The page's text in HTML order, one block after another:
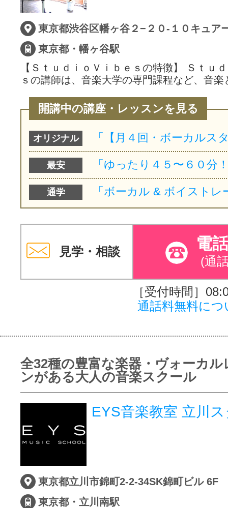
東京都渋谷区幡ヶ谷２−２０-１０キュア
東京都・幡ヶ谷駅
【ＳｔｕｄｉｏＶｉｂｅｓの特徴】 Ｓｔｕ
ｓの講師は、音楽大学の専門課程など、音
開講中の講座・レッスンを見る
オリジナル
最安
通学
見学・相談 電
(通
［受付時間］
通話料無料につ
全32種の豊富な楽器・ヴォーカル
ンがある大人の音楽スクール
EYS音楽教室 立川
東京都立川市錦町2-2-34SK錦町ビル 6F
東京都・立川南駅